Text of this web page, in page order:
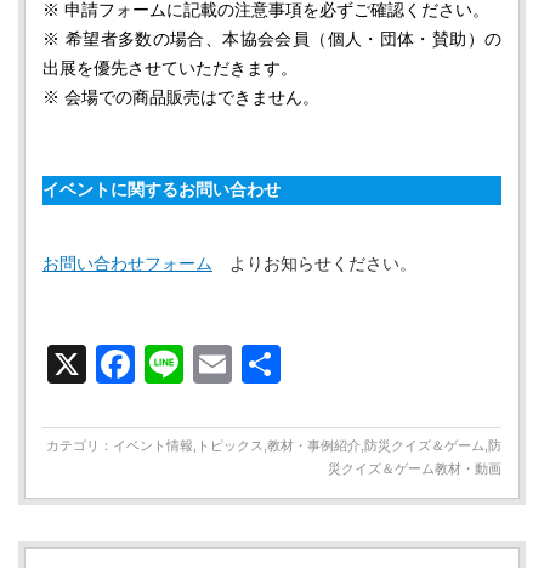
※ 申請フォームに記載の注意事項を必ずご確認ください。
※ 希望者多数の場合、本協会会員（個人・団体・賛助）の
出展を優先させていただきます。
※ 会場での商品販売はできません。
イベントに関するお問い合わせ
お問い合わせフォーム よりお知らせください。
X Facebook
LineEmail
カテゴリ： イベント情報 トピックス 教材・事例紹介 防災クイズ＆ゲーム 防
災クイズ＆ゲーム教材・動画